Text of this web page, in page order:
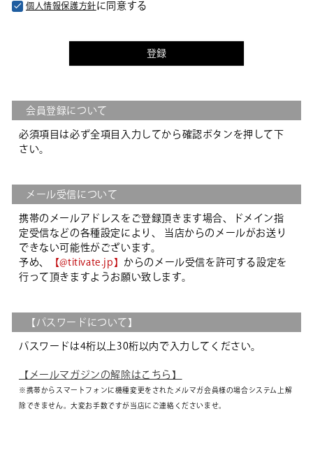
個人情報保護方針に同意する
登録
会員登録について
必須項目は必ず全項目入力してから確認ボタンを押して下
さい。
メール受信について
携帯のメールアドレスをご登録頂きます場合、ドメイン指
定受信などの各種設定により、 当店からのメールがお送り
できない可能性がございます。
予め、
【@titivate.jp】 からのメール受信を許可する設定を
行って頂きますようお願い致します。
【パスワードについて】
パスワードは4桁以上30桁以内で入力してください。
【メールマガジンの解除はこちら】
※携帯からスマートフォンに機種変更をされたメルマガ会員様の場合システム上解
除できません。大変お手数ですが当店にご連絡くださいませ。